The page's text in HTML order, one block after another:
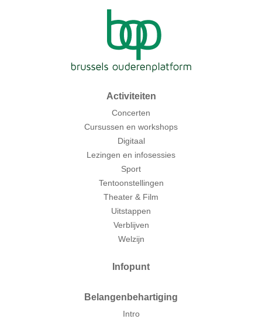
Activiteiten
Concerten
Cursussen en workshops
Digitaal
Lezingen en infosessies
Sport
Tentoonstellingen
Theater & Film
Uitstappen
Verblijven
Welzijn
Infopunt
Belangenbehartiging
Intro